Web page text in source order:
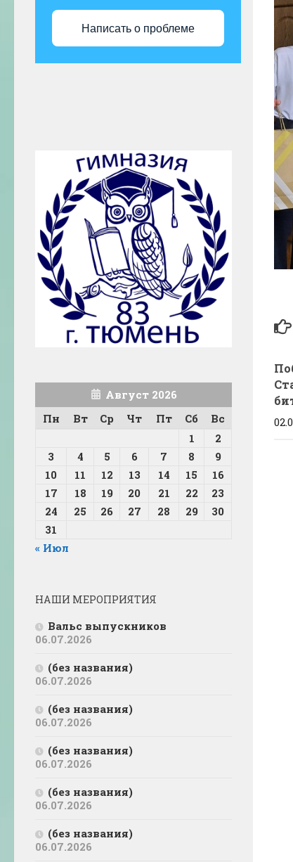
Написать о проблеме
Август 2026
Пн
Вт Ср Чт Пт Сб
Вс
1
2
3
4 5 6 7 8
9
10
11 12 13 14 15
16
17
18 19 20 21 22
23
24
25 26 27 28 29
30
31
« Июл
НАШИ МЕРОПРИЯТИЯ
Вальс выпускников
06.07.2026
(без названия)
06.07.2026
(без названия)
06.07.2026
(без названия)
06.07.2026
(без названия)
06.07.2026
(без названия)
06.07.2026